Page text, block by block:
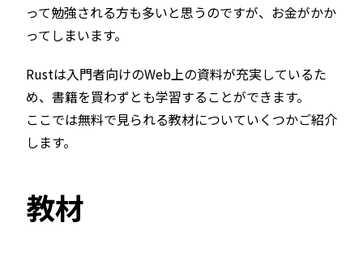
って勉強される方も多いと思うのですが、お金がかか
ってしまいます。
Rustは入門者向けのWeb上の資料が充実しているた
め、書籍を買わずとも学習することができます。
ここでは無料で見られる教材についていくつかご紹介
します。
教材